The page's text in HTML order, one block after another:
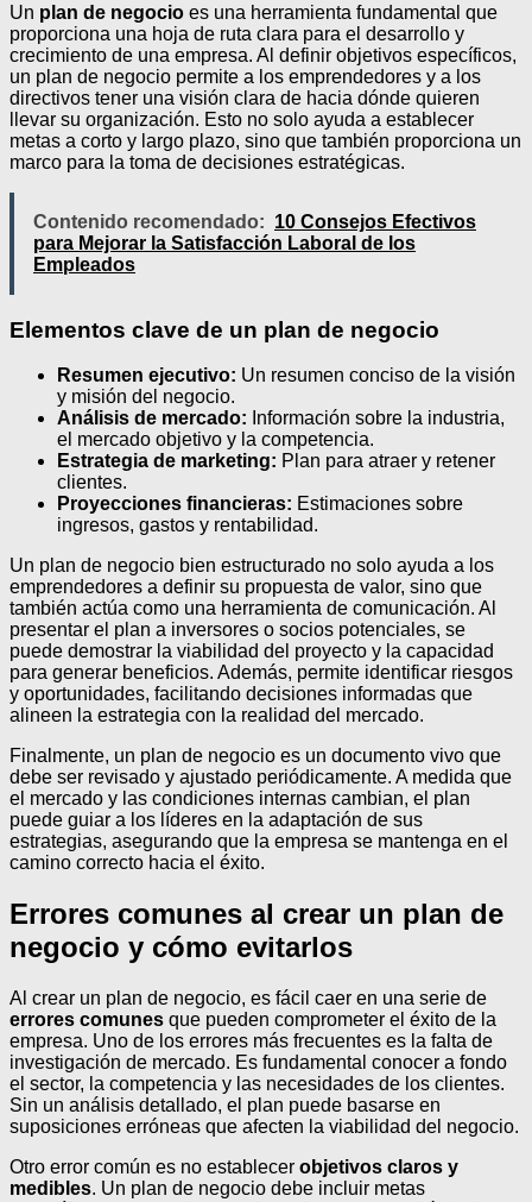
Un plan de negocio es una herramienta fundamental que
proporciona una hoja de ruta clara para el desarrollo y
crecimiento de una empresa. Al definir objetivos específicos,
un plan de negocio permite a los emprendedores y a los
directivos tener una visión clara de hacia dónde quieren
llevar su organización. Esto no solo ayuda a establecer
metas a corto y largo plazo, sino que también proporciona un
marco para la toma de decisiones estratégicas.
Contenido recomendado: 10 Consejos Efectivos
para Mejorar la Satisfacción Laboral de los
Empleados
Elementos clave de un plan de negocio
Resumen ejecutivo: Un resumen conciso de la visión
y misión del negocio.
Análisis de mercado: Información sobre la industria,
el mercado objetivo y la competencia.
Estrategia de marketing: Plan para atraer y retener
clientes.
Proyecciones financieras: Estimaciones sobre
ingresos, gastos y rentabilidad.
Un plan de negocio bien estructurado no solo ayuda a los
emprendedores a definir su propuesta de valor, sino que
también actúa como una herramienta de comunicación. Al
presentar el plan a inversores o socios potenciales, se
puede demostrar la viabilidad del proyecto y la capacidad
para generar beneficios. Además, permite identificar riesgos
y oportunidades, facilitando decisiones informadas que
alineen la estrategia con la realidad del mercado.
Finalmente, un plan de negocio es un documento vivo que
debe ser revisado y ajustado periódicamente. A medida que
el mercado y las condiciones internas cambian, el plan
puede guiar a los líderes en la adaptación de sus
estrategias, asegurando que la empresa se mantenga en el
camino correcto hacia el éxito.
Errores comunes al crear un plan de
negocio y cómo evitarlos
Al crear un plan de negocio, es fácil caer en una serie de
errores comunes que pueden comprometer el éxito de la
empresa. Uno de los errores más frecuentes es la falta de
investigación de mercado. Es fundamental conocer a fondo
el sector, la competencia y las necesidades de los clientes.
Sin un análisis detallado, el plan puede basarse en
suposiciones erróneas que afecten la viabilidad del negocio.
Otro error común es no establecer objetivos claros y
medibles. Un plan de negocio debe incluir metas